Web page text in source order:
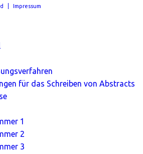
Impressum
für das Schreiben von Abstracts
1
2
3